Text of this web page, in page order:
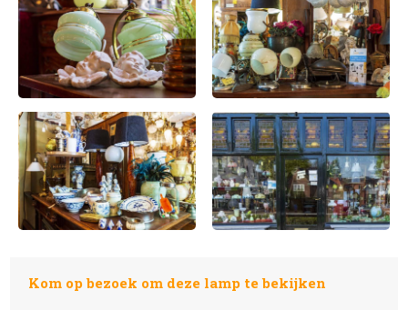
Kom op bezoek om deze lamp te bekijken